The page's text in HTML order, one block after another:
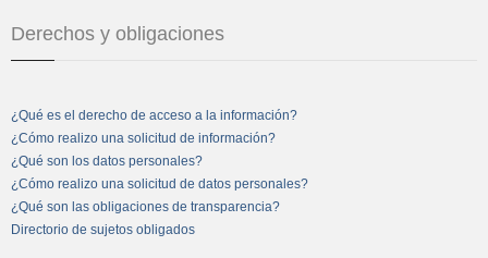
Derechos y obligaciones
¿Qué es el derecho de acceso a la información?
¿Cómo realizo una solicitud de información?
¿Qué son los datos personales?
¿Cómo realizo una solicitud de datos personales?
¿Qué son las obligaciones de transparencia?
Directorio de sujetos obligados